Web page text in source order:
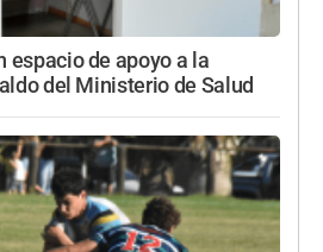
espacio de apoyo a la
del Ministerio de Salud